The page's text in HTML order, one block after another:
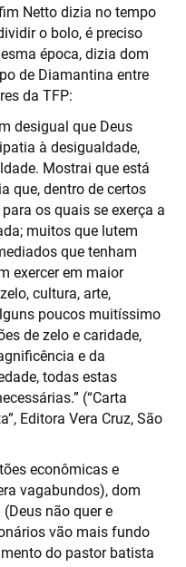
Netto dizia no tempo
o bolo, é preciso
época, dizia dom
de Diamantina entre
da TFP:
desigual que Deus
à desigualdade,
Mostrai que está
que, dentro de certos
os quais se exerça a
muitos que lutem
que tenham
exercer em maior
cultura, arte,
poucos muitíssimo
de zelo e caridade,
e da
todas estas
(“Carta
Editora Vera Cruz, São
econômicas e
vagabundos), dom
não quer e
vão mais fundo
do pastor batista